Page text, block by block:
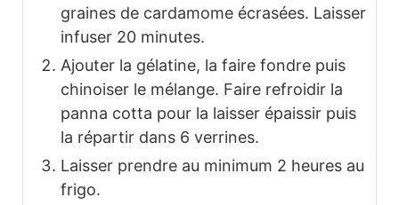
graines de cardamome écrasées. Laisser
infuser 20 minutes.
Ajouter la gélatine, la faire fondre puis
chinoiser le mélange. Faire refroidir la
panna cotta pour la laisser épaissir puis
la répartir dans 6 verrines.
Laisser prendre au minimum 2 heures au
frigo.